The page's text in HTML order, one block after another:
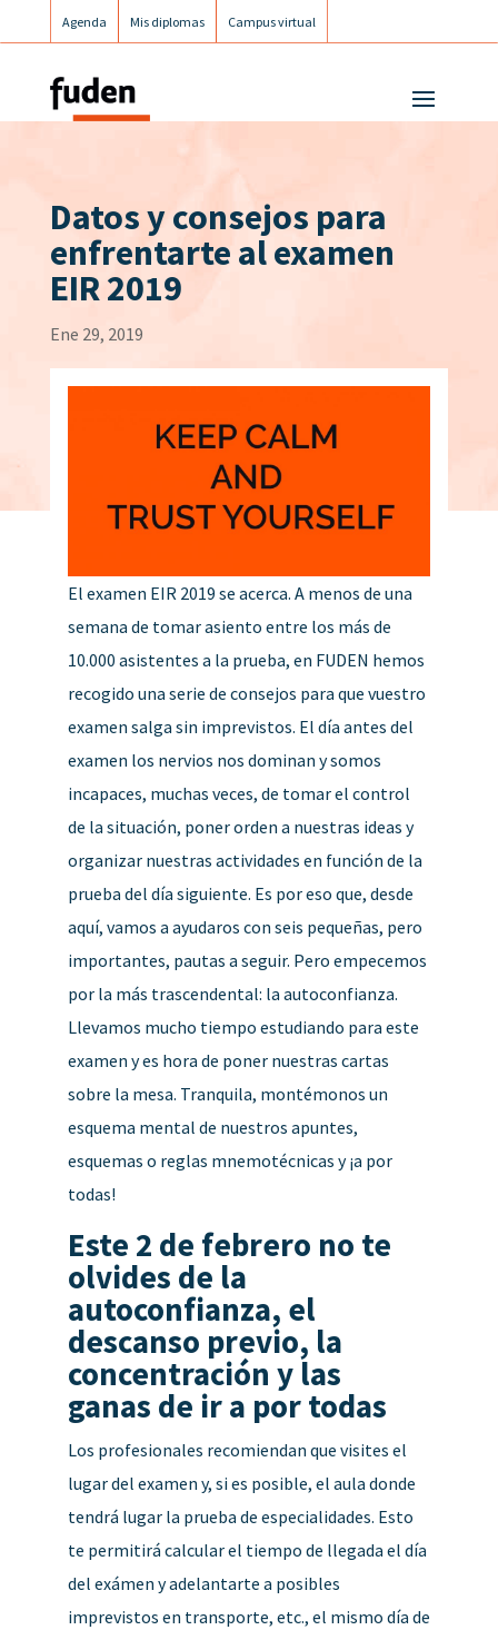
Agenda Mis diplomas Campus virtual
Datos y consejos para
enfrentarte al examen
EIR 2019
Ene 29, 2019
El examen EIR 2019 se acerca. A menos de una
semana de tomar asiento entre los más de
10.000 asistentes a la prueba, en FUDEN hemos
recogido una serie de consejos para que vuestro
examen salga sin imprevistos. El día antes del
examen los nervios nos dominan y somos
incapaces, muchas veces, de tomar el control
de la situación, poner orden a nuestras ideas y
organizar nuestras actividades en función de la
prueba del día siguiente. Es por eso que, desde
aquí, vamos a ayudaros con seis pequeñas, pero
importantes, pautas a seguir. Pero empecemos
por la más trascendental: la autoconfianza.
Llevamos mucho tiempo estudiando para este
examen y es hora de poner nuestras cartas
sobre la mesa. Tranquila, montémonos un
esquema mental de nuestros apuntes,
esquemas o reglas mnemotécnicas y ¡a por
todas!
Este 2 de febrero no te
olvides de la
autoconfianza, el
descanso previo, la
concentración y las
ganas de ir a por todas
Los profesionales recomiendan que visites el
lugar del examen y, si es posible, el aula donde
tendrá lugar la prueba de especialidades. Esto
te permitirá calcular el tiempo de llegada el día
del exámen y adelantarte a posibles
imprevistos en transporte, etc., el mismo día de